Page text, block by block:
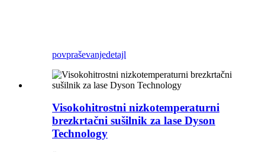
povpraševanjedetajl
Visokohitrostni nizkotemperaturni
brezkrtačni sušilnik za lase Dyson
Technology